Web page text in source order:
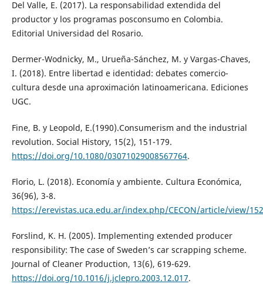
Del Valle, E. (2017). La responsabilidad extendida del
productor y los programas posconsumo en Colombia.
Editorial Universidad del Rosario.
Dermer-Wodnicky, M., Urueña-Sánchez, M. y Vargas-Chaves,
I. (2018). Entre libertad e identidad: debates comercio-
cultura desde una aproximación latinoamericana. Ediciones
UGC.
Fine, B. y Leopold, E.(1990).Consumerism and the industrial
revolution. Social History, 15(2), 151-179.
https://doi.org/10.1080/03071029008567764.
Florio, L. (2018). Economía y ambiente. Cultura Económica,
36(96), 3-8.
https://erevistas.uca.edu.ar/index.php/CECON/article/view/
Forslind, K. H. (2005). Implementing extended producer
responsibility: The case of Sweden’s car scrapping scheme.
Journal of Cleaner Production, 13(6), 619-629.
https://doi.org/10.1016/j.jclepro.2003.12.017.